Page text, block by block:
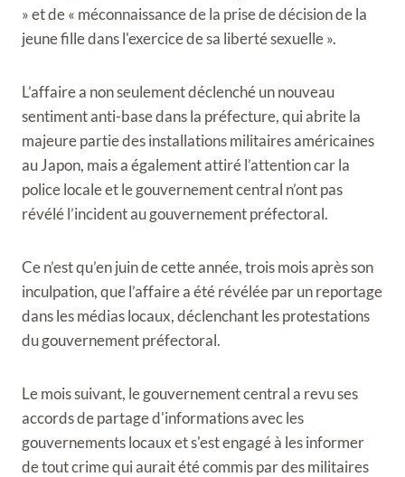
» et de « méconnaissance de la prise de décision de la
jeune fille dans l'exercice de sa liberté sexuelle ».
L’affaire a non seulement déclenché un nouveau
sentiment anti-base dans la préfecture, qui abrite la
majeure partie des installations militaires américaines
au Japon, mais a également attiré l’attention car la
police locale et le gouvernement central n’ont pas
révélé l’incident au gouvernement préfectoral.
Ce n’est qu’en juin de cette année, trois mois après son
inculpation, que l’affaire a été révélée par un reportage
dans les médias locaux, déclenchant les protestations
du gouvernement préfectoral.
Le mois suivant, le gouvernement central a revu ses
accords de partage d'informations avec les
gouvernements locaux et s'est engagé à les informer
de tout crime qui aurait été commis par des militaires